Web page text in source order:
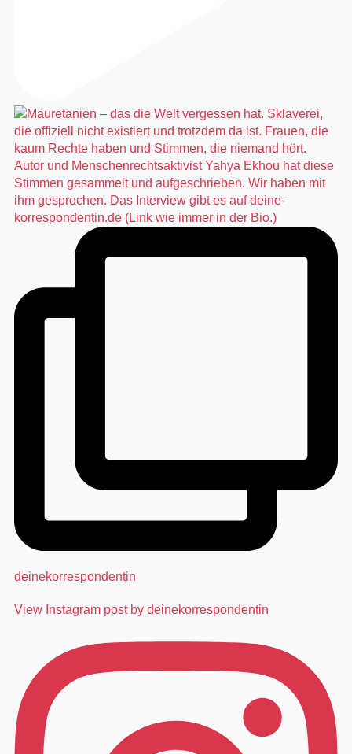
deinekorrespondentin
View Instagram post by deinekorrespondentin